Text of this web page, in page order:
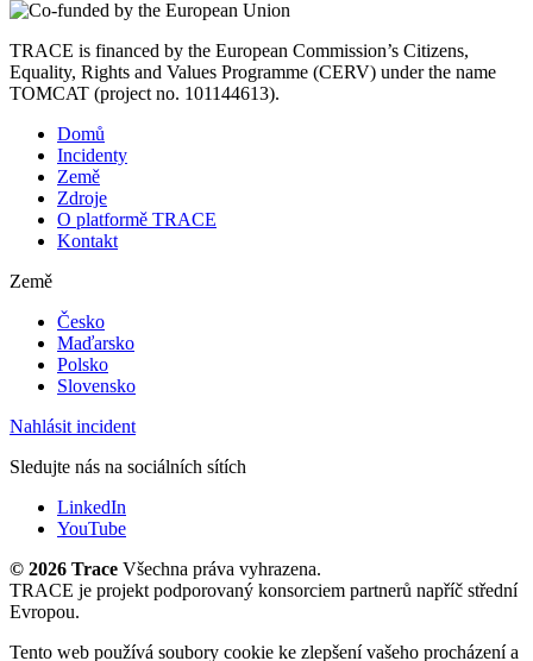
TRACE is financed by the European Commission’s Citizens,
Equality, Rights and Values Programme (CERV) under the name
TOMCAT (project no. 101144613).
Domů
Incidenty
Země
Zdroje
O platformě TRACE
Kontakt
Země
Česko
Maďarsko
Polsko
Slovensko
Nahlásit incident
Sledujte nás na sociálních sítích
LinkedIn
YouTube
© 2026 Trace Všechna práva vyhrazena.
TRACE je projekt podporovaný konsorciem partnerů napříč střední
Evropou.
Tento web používá soubory cookie ke zlepšení vašeho procházení a